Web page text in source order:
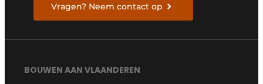
Vragen? Neem contact op
BOUWEN AAN VLAANDEREN